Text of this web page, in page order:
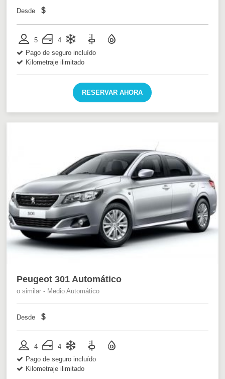
Desde $
5
4
Pago de seguro incluído
Kilometraje ilimitado
RESERVAR AHORA
Peugeot 301 Automático
o similar - Medio Automático
Desde $
4
4
Pago de seguro incluído
Kilometraje ilimitado